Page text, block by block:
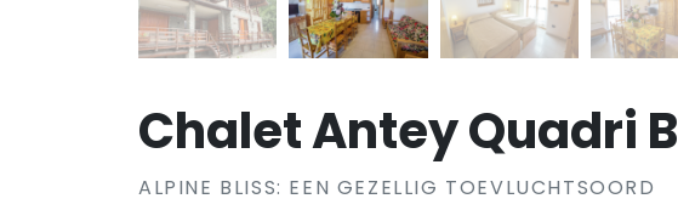
Chalet Antey Quadri B
ALPINE BLISS: EEN GEZELLIG TOEVLUCHTSOORD